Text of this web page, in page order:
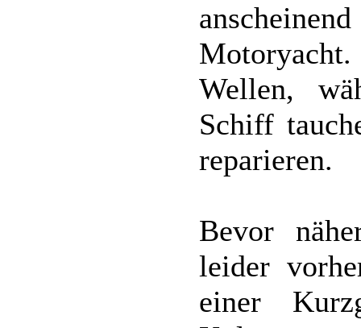
Wellen,
Schiff
reparieren.
Bevor
leider
einer